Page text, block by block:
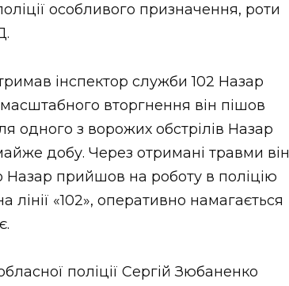
особливого призначення, роти
інспектор служби 102 Назар
вторгнення він пішов
одного з ворожих обстрілів Назар
добу. Через отримані травми він
Назар прийшов на роботу в поліцію
«102», оперативно намагається
поліції Сергій Зюбаненко